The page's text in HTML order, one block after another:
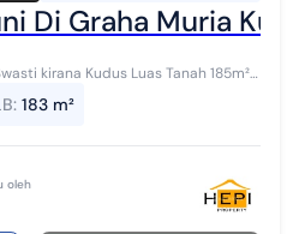
Di Graha Muria
Luas Tanah 185m²
Panjang 15 Kamar Tidur 3+1 Kamar
: 183 m²
oleh